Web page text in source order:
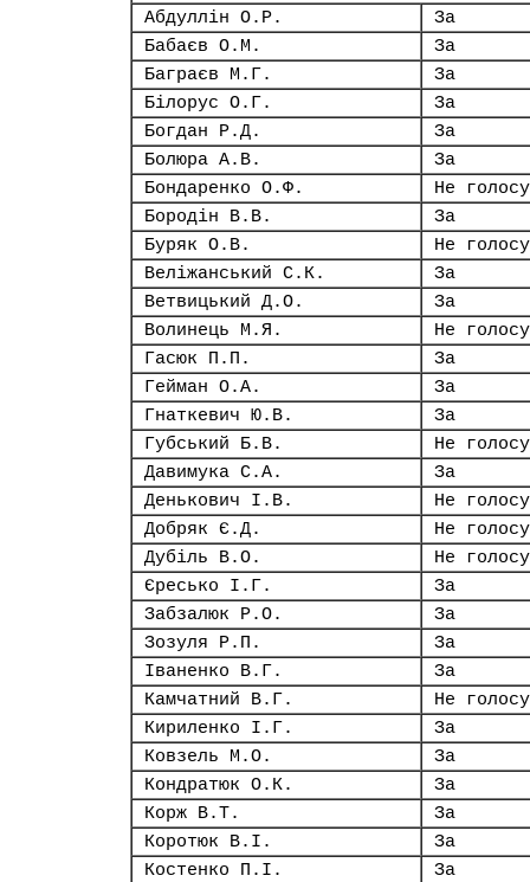
Абдуллін О.Р.
За
Бабаєв О.М.
За
Баграєв М.Г.
За
Білорус О.Г.
За
Богдан Р.Д.
За
Болюра А.В.
За
Бондаренко О.Ф.
Не
Бородін В.В.
За
Буряк О.В.
Не
Веліжанський С.К.
За
Ветвицький Д.О.
За
Волинець М.Я.
Не
Гасюк П.П.
За
Гейман О.А.
За
Гнаткевич Ю.В.
За
Губський Б.В.
Не
Давимука С.А.
За
Денькович І.В.
Не
Добряк Є.Д.
Не
Дубіль В.О.
Не
Єресько І.Г.
За
Забзалюк Р.О.
За
Зозуля Р.П.
За
Іваненко В.Г.
За
Камчатний В.Г.
Не
Кириленко І.Г.
За
Ковзель М.О.
За
Кондратюк О.К.
За
Корж В.Т.
За
Коротюк В.І.
За
Костенко П.І.
За